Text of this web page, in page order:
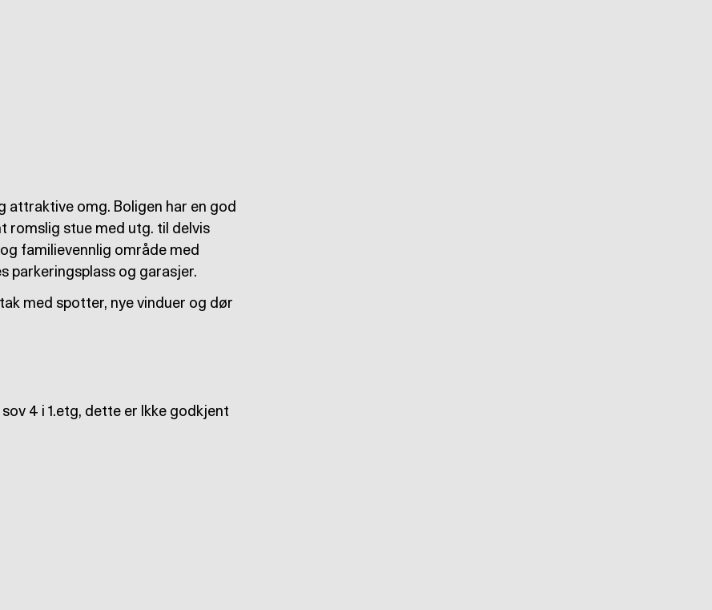
attraktive omg. Boligen har en god
romslig stue med utg. til delvis
familievennlig område med
parkeringsplass og garasjer.
med spotter, nye vinduer og dør
4 i 1.etg, dette er Ikke godkjent